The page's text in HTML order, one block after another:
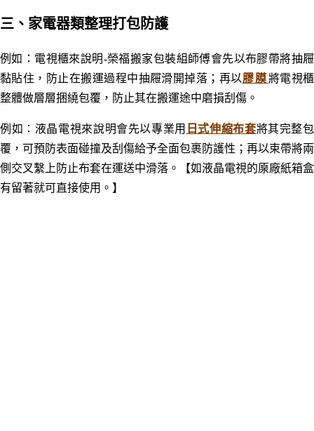
三 、家電器類整理打包防護
例如： 電視櫃來說明-榮福搬家包裝組師傅會先以布膠帶將抽屜
黏貼住，防止在搬運過程中抽屜滑開掉落；再以膠膜將電視櫃
整體做層層捆繞包覆，防止其在搬運途中磨損刮傷。
例如： 液晶電視來說明會先以專業用 日式伸縮布套將其完整包
覆，可預防表面碰撞及刮傷給予全面包裹防護性；再以束帶將兩
側交叉繫上防止布套在運送中滑落。【如液晶電視的厡廠紙箱盒
有留著就可直接使用 。 】